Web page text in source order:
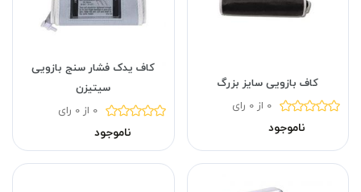
کاف بازویی سایز بزرگ
0 از 0 رای
ناموجود
کاف یدک فشار سنج بازویی
سیتیزن
0 از 0 رای
ناموجود